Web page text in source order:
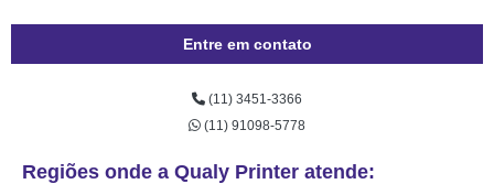
Entre em contato
(11) 3451-3366
(11) 91098-5778
Regiões onde a Qualy Printer atende: